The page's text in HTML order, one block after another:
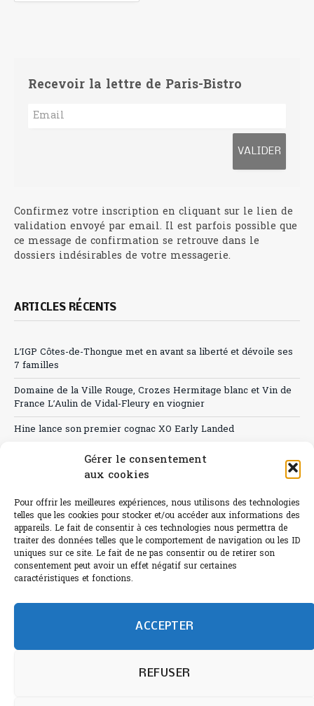
Gérer le consentement
aux cookies
Pour offrir les meilleures expériences, nous utilisons des technologies
telles que les cookies pour stocker et/ou accéder aux informations des
appareils. Le fait de consentir à ces technologies nous permettra de
traiter des données telles que le comportement de navigation ou les ID
uniques sur ce site. Le fait de ne pas consentir ou de retirer son
consentement peut avoir un effet négatif sur certaines
caractéristiques et fonctions.
ACCEPTER
REFUSER
Recevoir la lettre de Paris-Bistro
Confirmez votre inscription en cliquant sur le lien de
validation envoyé par email. Il est parfois possible que
ce message de confirmation se retrouve dans le
dossiers indésirables de votre messagerie.
ARTICLES RÉCENTS
L’IGP Côtes-de-Thongue met en avant sa liberté et dévoile ses
7 familles
Domaine de la Ville Rouge, Crozes Hermitage blanc et Vin de
France L’Aulin de Vidal-Fleury en viognier
Hine lance son premier cognac XO Early Landed
Canicule : A quand le CHR à « l’heure espagnole » ?
Sélection de rosés 2026
L'abus d'alcool est dangereux pour la santé.
humain et 0% IA de Paris Bistro Editions - SARL de Presse -
Informations légales etRGPD